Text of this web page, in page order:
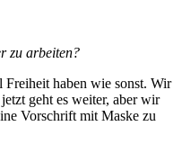
zu arbeiten?
haben wie sonst. Wir
geht es weiter, aber wir
Vorschrift mit Maske zu